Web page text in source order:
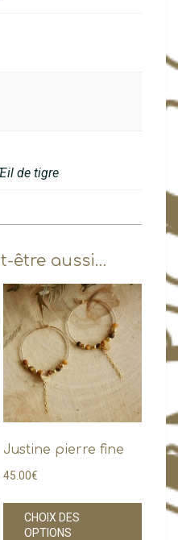
de tigre
être aussi…
Justine pierre fine
45.00€
CHOIX DES
OPTIONS
Ce